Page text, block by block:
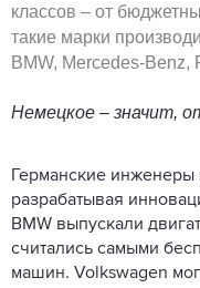
классов – от
такие марки
BMW, Mercedes-Benz,
Немецкое – значит,
Германские инженеры
разрабатывая
BMW выпускали
считались самыми
машин. Volkswagen